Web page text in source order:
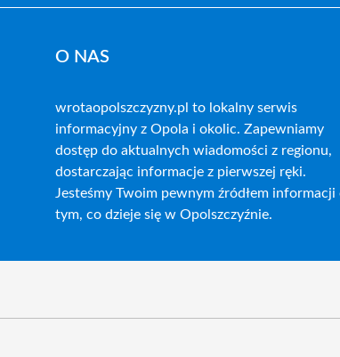
O NAS
wrotaopolszczyzny.pl to lokalny serwis
informacyjny z Opola i okolic. Zapewniamy
dostęp do aktualnych wiadomości z regionu,
dostarczając informacje z pierwszej ręki.
Jesteśmy Twoim pewnym źródłem informacji
tym, co dzieje się w Opolszczyźnie.